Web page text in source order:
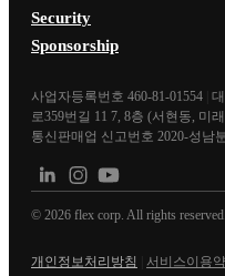
Security
Sponsorship
사업자등록번호 460-81-01554
로359번길 11 7, 8층 (서현동, 미
통신판매업 신고번호 2020-성남
© 2026 flex corp. All rights reserved.
개인정보처리방침 서비스이용